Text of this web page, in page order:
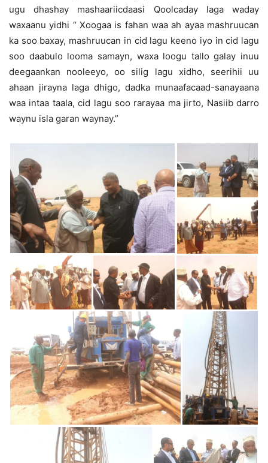
ugu dhashay mashaariicdaasi Qoolcaday laga waday
waxaanu yidhi “ Xoogaa is fahan waa ah ayaa mashruucan
ka soo baxay, mashruucan in cid lagu keeno iyo in cid lagu
soo daabulo looma samayn, waxa loogu tallo galay inuu
deegaankan nooleeyo, oo silig lagu xidho, seerihii uu
ahaan jirayna laga dhigo, dadka munaafacaad-sanayaana
waa intaa taala, cid lagu soo rarayaa ma jirto, Nasiib darro
waynu isla garan waynay.”